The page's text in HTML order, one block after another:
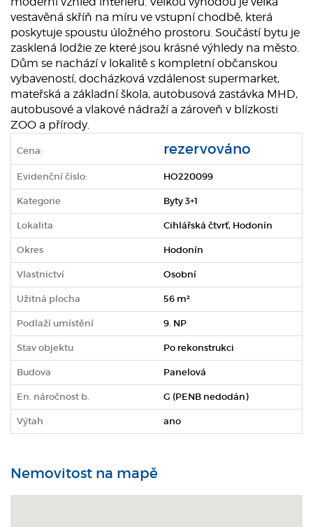
vestavěná skříň na míru ve vstupní chodbě, která
poskytuje spoustu úložného prostoru. Součástí bytu je
zasklená lodžie ze které jsou krásné výhledy na město.
Dům se nachází v lokalitě s kompletní občanskou
vybaveností, docházková vzdálenost supermarket,
mateřská a základní škola, autobusová zastávka MHD,
autobusové a vlakové nádraží a zároveň v blízkosti
ZOO a přírody.
Cena: rezervováno
Evidenční číslo: HO220099
Kategorie Byty 3+1
Lokalita Cihlářská čtvrť, Hodonín
Okres Hodonín
Vlastnictví Osobní
Užitná plocha 56 m²
Podlaží umístění 9. NP
Stav objektu Po rekonstrukci
Budova Panelová
En. náročnost b. G (PENB nedodán)
Výtah ano
Nemovitost na mapě